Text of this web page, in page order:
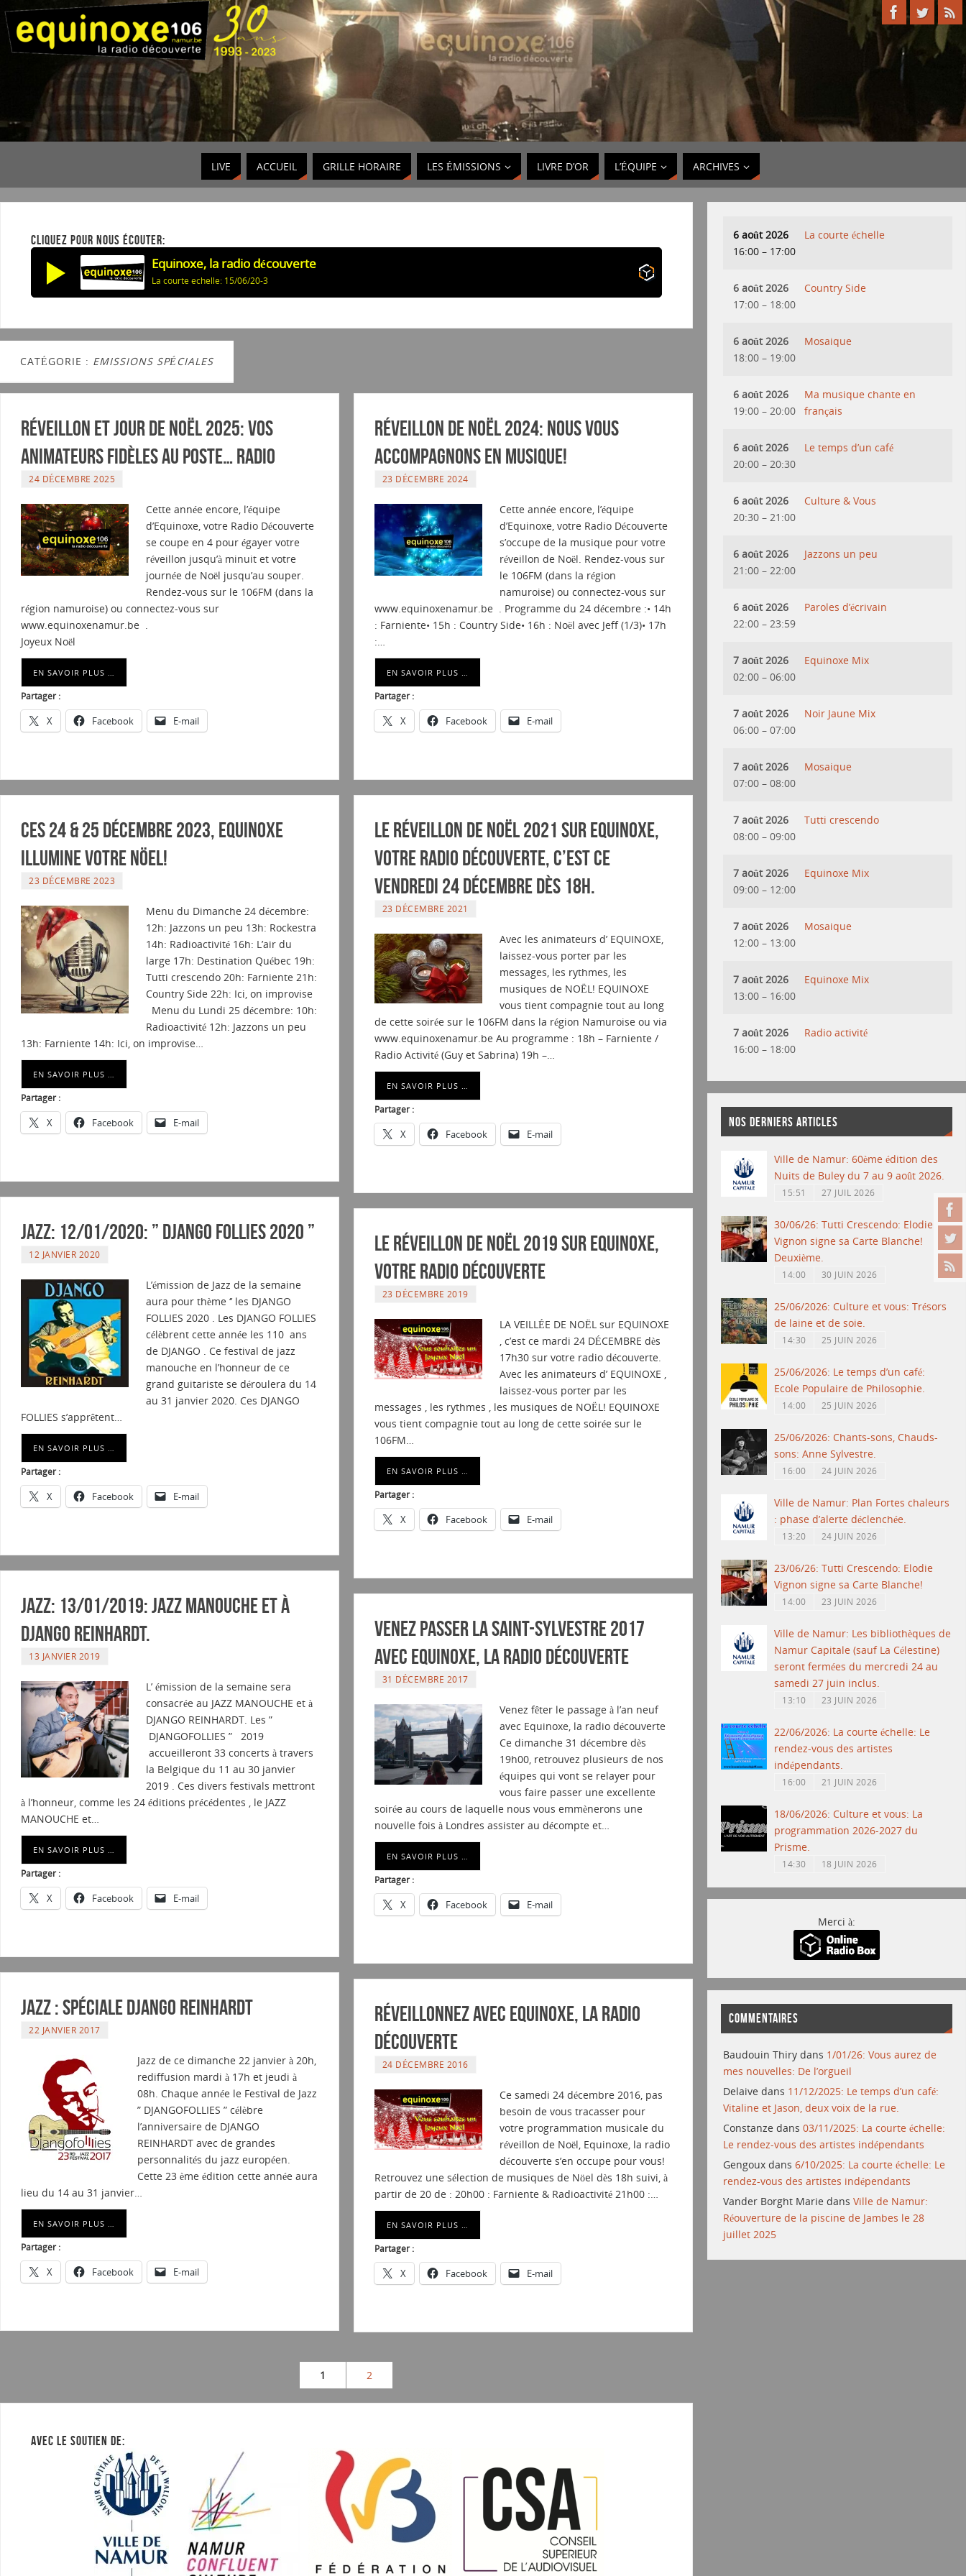
LIVE ACCUEIL GRILLE HORAIRE LES ÉMISSIONS LIVRE D’OR L’ÉQUIPE ARCHIVES
CLIQUEZ POUR NOUS ÉCOUTER:
Equinoxe, la radio découverte
La courte echelle: 15/06/20-3
CATÉGORIE : EMISSIONS SPÉCIALES
Réveillon et jour de Noël 2025: Vos
animateurs fidèles au poste… Radio
24 DÉCEMBRE 2025
Cette année encore, l’équipe
d’Equinoxe, votre Radio Découverte
se coupe en 4 pour égayer votre
réveillon jusqu’à minuit et votre
journée de Noël jusqu’au souper.
Rendez-vous sur le 106FM (dans la
région namuroise) ou connectez-vous sur
www.equinoxenamur.be .
Joyeux Noël
EN SAVOIR PLUS …
Partager :
X Facebook E-mail
Réveillon de Noël 2024: Nous vous
accompagnons en musique!
23 DÉCEMBRE 2024
Cette année encore, l’équipe
d’Equinoxe, votre Radio Découverte
s’occupe de la musique pour votre
réveillon de Noël. Rendez-vous sur
le 106FM (dans la région
namuroise) ou connectez-vous sur
www.equinoxenamur.be . Programme du 24 décembre :• 14h
: Farniente• 15h : Country Side• 16h : Noël avec Jeff (1/3)• 17h
:…
EN SAVOIR PLUS …
Partager :
X Facebook E-mail
Ces 24 & 25 Décembre 2023, Equinoxe
illumine votre Nöel!
23 DÉCEMBRE 2023
Menu du Dimanche 24 décembre:
12h: Jazzons un peu 13h: Rockestra
14h: Radioactivité 16h: L’air du
large 17h: Destination Québec 19h:
Tutti crescendo 20h: Farniente 21h:
Country Side 22h: Ici, on improvise
Menu du Lundi 25 décembre: 10h:
Radioactivité 12h: Jazzons un peu
13h: Farniente 14h: Ici, on improvise…
EN SAVOIR PLUS …
Partager :
X Facebook E-mail
Le réveillon de Noël 2021 sur EQUINOXE,
Votre Radio Découverte, c’est ce
vendredi 24 DÉCEMBRE dès 18h.
23 DÉCEMBRE 2021
Avec les animateurs d’ EQUINOXE,
laissez-vous porter par les
messages, les rythmes, les
musiques de NOËL! EQUINOXE
vous tient compagnie tout au long
de cette soirée sur le 106FM dans la région Namuroise ou via
www.equinoxenamur.be Au programme : 18h – Farniente /
Radio Activité (Guy et Sabrina) 19h –…
EN SAVOIR PLUS …
Partager :
X Facebook E-mail
Jazz: 12/01/2020: ” DJANGO FOLLIES 2020 ”
12 JANVIER 2020
L’émission de Jazz de la semaine
aura pour thème ‘’ les DJANGO
FOLLIES 2020 . Les DJANGO FOLLIES
célèbrent cette année les 110 ans
de DJANGO . Ce festival de jazz
manouche en l’honneur de ce
grand guitariste se déroulera du 14
au 31 janvier 2020. Ces DJANGO
FOLLIES s’apprêtent…
EN SAVOIR PLUS …
Partager :
X Facebook E-mail
Le Réveillon de Noël 2019 sur Equinoxe,
Votre radio découverte
23 DÉCEMBRE 2019
LA VEILLÉE DE NOËL sur EQUINOXE
, c’est ce mardi 24 DÉCEMBRE dès
17h30 sur votre radio découverte.
Avec les animateurs d’ EQUINOXE ,
laissez-vous porter par les
messages , les rythmes , les musiques de NOËL! EQUINOXE
vous tient compagnie tout au long de cette soirée sur le
106FM…
EN SAVOIR PLUS …
Partager :
X Facebook E-mail
Jazz: 13/01/2019: JAZZ MANOUCHE et à
DJANGO REINHARDT.
13 JANVIER 2019
L’ émission de la semaine sera
consacrée au JAZZ MANOUCHE et à
DJANGO REINHARDT. Les ”
DJANGOFOLLIES ” 2019
accueilleront 33 concerts à travers
la Belgique du 11 au 30 janvier
2019 . Ces divers festivals mettront
à l’honneur, comme les 24 éditions précédentes , le JAZZ
MANOUCHE et…
EN SAVOIR PLUS …
Partager :
X Facebook E-mail
Venez passer la Saint-Sylvestre 2017
avec Equinoxe, La Radio Découverte
31 DÉCEMBRE 2017
Venez fêter le passage à l’an neuf
avec Equinoxe, la radio découverte
Ce dimanche 31 décembre dès
19h00, retrouvez plusieurs de nos
équipes qui vont se relayer pour
vous faire passer une excellente
soirée au cours de laquelle nous vous emmènerons une
nouvelle fois à Londres assister au décompte et…
EN SAVOIR PLUS …
Partager :
X Facebook E-mail
Jazz : Spéciale DJANGO REINHARDT
22 JANVIER 2017
Jazz de ce dimanche 22 janvier à 20h,
rediffusion mardi à 17h et jeudi à
08h. Chaque année le Festival de Jazz
” DJANGOFOLLIES ” célèbre
l’anniversaire de DJANGO
REINHARDT avec de grandes
personnalités du jazz européen.
Cette 23 ème édition cette année aura
lieu du 14 au 31 janvier…
EN SAVOIR PLUS …
Partager :
X Facebook E-mail
Réveillonnez avec Equinoxe, la radio
découverte
24 DÉCEMBRE 2016
Ce samedi 24 décembre 2016, pas
besoin de vous tracasser pour
votre programmation musicale du
réveillon de Noël, Equinoxe, la radio
découverte s’en occupe pour vous!
Retrouvez une sélection de musiques de Nöel dès 18h suivi, à
partir de 20 de : 20h00 : Farniente & Radioactivité 21h00 :…
EN SAVOIR PLUS …
Partager :
X Facebook E-mail
1 2
AVEC LE SOUTIEN DE:
6 août 2026
16:00 – 17:00
La courte échelle
6 août 2026
17:00 – 18:00
Country Side
6 août 2026
18:00 – 19:00
Mosaique
6 août 2026
19:00 – 20:00
Ma musique chante en
français
6 août 2026
20:00 – 20:30
Le temps d’un café
6 août 2026
20:30 – 21:00
Culture & Vous
6 août 2026
21:00 – 22:00
Jazzons un peu
6 août 2026
22:00 – 23:59
Paroles d’écrivain
7 août 2026
02:00 – 06:00
Equinoxe Mix
7 août 2026
06:00 – 07:00
Noir Jaune Mix
7 août 2026
07:00 – 08:00
Mosaique
7 août 2026
08:00 – 09:00
Tutti crescendo
7 août 2026
09:00 – 12:00
Equinoxe Mix
7 août 2026
12:00 – 13:00
Mosaique
7 août 2026
13:00 – 16:00
Equinoxe Mix
7 août 2026
16:00 – 18:00
Radio activité
NOS DERNIERS ARTICLES
Ville de Namur: 60ème édition des
Nuits de Buley du 7 au 9 août 2026.
15:51 27 JUIL 2026
30/06/26: Tutti Crescendo: Elodie
Vignon signe sa Carte Blanche!
Deuxième.
14:00 30 JUIN 2026
25/06/2026: Culture et vous: Trésors
de laine et de soie.
14:30 25 JUIN 2026
25/06/2026: Le temps d’un café:
Ecole Populaire de Philosophie.
14:00 25 JUIN 2026
25/06/2026: Chants-sons, Chauds-
sons: Anne Sylvestre.
16:00 24 JUIN 2026
Ville de Namur: Plan Fortes chaleurs
: phase d’alerte déclenchée.
13:20 24 JUIN 2026
23/06/26: Tutti Crescendo: Elodie
Vignon signe sa Carte Blanche!
14:00 23 JUIN 2026
Ville de Namur: Les bibliothèques de
Namur Capitale (sauf La Célestine)
seront fermées du mercredi 24 au
samedi 27 juin inclus.
13:10 23 JUIN 2026
22/06/2026: La courte échelle: Le
rendez-vous des artistes
indépendants.
16:00 21 JUIN 2026
18/06/2026: Culture et vous: La
programmation 2026-2027 du
Prisme.
14:30 18 JUIN 2026
Merci à:
COMMENTAIRES
Baudouin Thiry dans 1/01/26: Vous aurez de
mes nouvelles: De l’orgueil
Delaive dans 11/12/2025: Le temps d’un café:
Vitaline et Jason, deux voix de la rue.
Constanze dans03/11/2025: La courte échelle:
Le rendez-vous des artistes indépendants
Gengoux dans6/10/2025: La courte échelle: Le
rendez-vous des artistes indépendants
Vander Borght Marie dansVille de Namur:
Réouverture de la piscine de Jambes le 28
juillet 2025